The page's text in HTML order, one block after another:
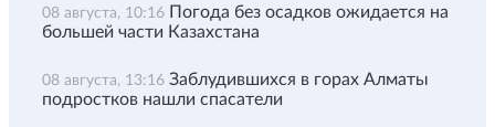
08 августа, 10:16 Погода без осадков ожидается на
большей части Казахстана
08 августа, 13:16 Заблудившихся в горах Алматы
подростков нашли спасатели